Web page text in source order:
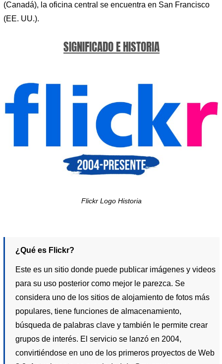
(Canadá), la oficina central se encuentra en San Francisco
(EE. UU.).
SIGNIFICADO E HISTORIA
Flickr Logo Historia
¿Qué es Flickr?
Este es un sitio donde puede publicar imágenes y videos
para su uso posterior como mejor le parezca. Se
considera uno de los sitios de alojamiento de fotos más
populares, tiene funciones de almacenamiento,
búsqueda de palabras clave y también le permite crear
grupos de interés. El servicio se lanzó en 2004,
convirtiéndose en uno de los primeros proyectos de Web